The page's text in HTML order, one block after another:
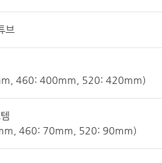
브
460: 400mm, 520: 420mm)
460: 70mm, 520: 90mm)